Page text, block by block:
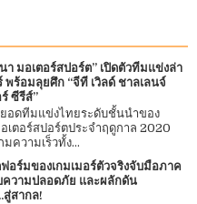
มอเตอร์สปอร์ต” เปิดตัวทีมแข่งล่า
พร้อมลุยศึก “จีที เวิลด์ ชาลเลนจ์
ซีรีส์”
อดทีมแข่งไทยระดับชั้นนำของ
เตอร์สปอร์ตประจำฤดูกาล 2020
ความเร็วทั้ง...
อร์มของเกมเมอร์ตัวจริงจับมือภาค
ความปลอดภัย และผลักดัน
สู่สากล!